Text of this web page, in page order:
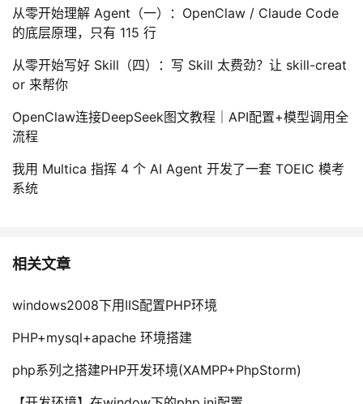
从零开始理解 Agent（一）：OpenClaw / Claude Code
的底层原理，只有 115 行
从零开始写好 Skill（四）：写 Skill 太费劲？让 skill-creat
or 来帮你
OpenClaw连接DeepSeek图文教程｜API配置+模型调用全
流程
我用 Multica 指挥 4 个 AI Agent 开发了一套 TOEIC 模考
系统
相关文章
windows2008下用IIS配置PHP环境
PHP+mysql+apache 环境搭建
php系列之搭建PHP开发环境(XAMPP+PhpStorm)